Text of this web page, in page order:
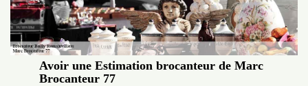
Avoir une Estimation brocanteur de Marc
Brocanteur 77